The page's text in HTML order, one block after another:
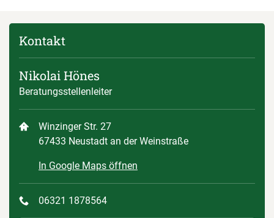
Kontakt
Nikolai Hönes
Beratungsstellenleiter
Winzinger Str. 27
67433 Neustadt an der Weinstraße
In Google Maps öffnen
06321 1878564